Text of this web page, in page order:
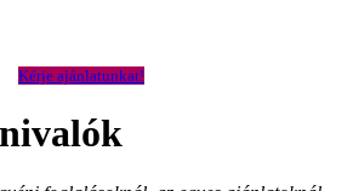
Kérje ajánlatunkat!